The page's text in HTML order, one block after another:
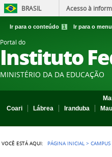
BRASIL Acesso à
Ir para o conteúdo 1 Ir para o menu
Portal do
Instituto
MINISTÉRIO DA DA EDUCAÇÃO
Coari
Lábrea Iranduba
VOCÊ ESTÁ AQUI: PÁGINA INICIAL >CAMPUS